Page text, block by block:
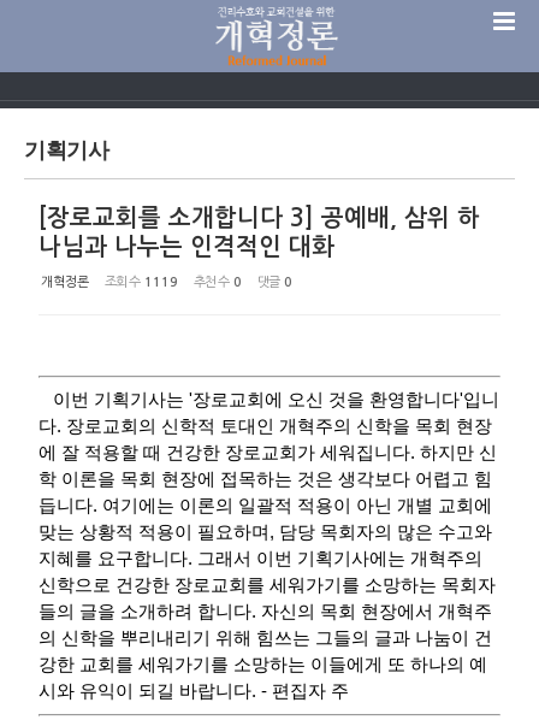
기획기사
[장로교회를 소개합니다 3] 공예배, 삼위 하
나님과 나누는 인격적인 대화
개혁정론 조회 수 1119 추천 수 0 댓글 0
이번 기획기사는 '장로교회에 오신 것을 환영합니다'입니
다. 장로교회의 신학적 토대인 개혁주의 신학을 목회 현장
에 잘 적용할 때 건강한 장로교회가 세워집니다. 하지만 신
학 이론을 목회 현장에 접목하는 것은 생각보다 어렵고 힘
듭니다. 여기에는 이론의 일괄적 적용이 아닌 개별 교회에
맞는 상황적 적용이 필요하며, 담당 목회자의 많은 수고와
지혜를 요구합니다. 그래서 이번 기획기사에는 개혁주의
신학으로 건강한 장로교회를 세워가기를 소망하는 목회자
들의 글을 소개하려 합니다. 자신의 목회 현장에서 개혁주
의 신학을 뿌리내리기 위해 힘쓰는 그들의 글과 나눔이 건
강한 교회를 세워가기를 소망하는 이들에게 또 하나의 예
시와 유익이 되길 바랍니다. - 편집자 주
Sketchbook5, 스케치북5
Sketchbook5, 스케치북5